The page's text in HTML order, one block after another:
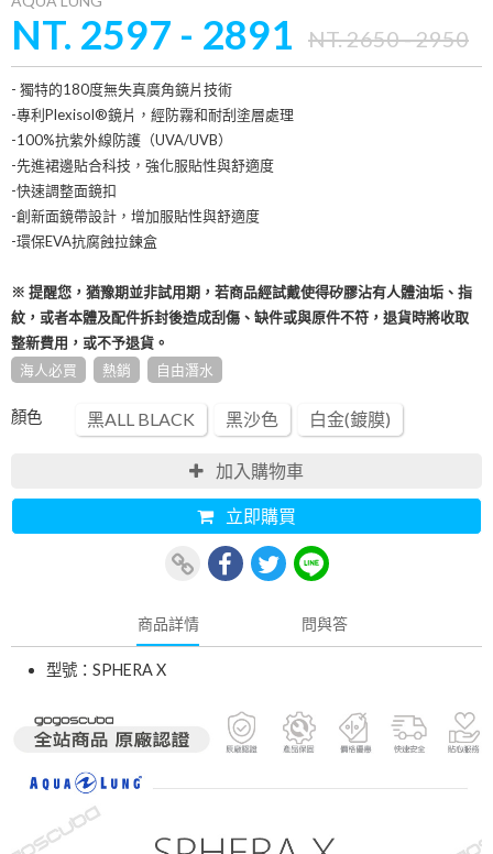
NT. 2597 - 2891 NT. 2650 - 2950
- 獨特的180度無失真廣角鏡片技術
-專利Plexisol®鏡片，經防霧和耐刮塗層處理
-100%抗紫外線防護（UVA/UVB）
-先進裙邊貼合科技，強化服貼性與舒適度
-快速調整面鏡扣
-創新面鏡帶設計，增加服貼性與舒適度
-環保EVA抗腐蝕拉鍊盒
※ 提醒您，猶豫期並非試用期，若商品經試戴使得矽膠沾有人體油垢、指
紋，或者本體及配件拆封後造成刮傷、缺件或與原件不符，退貨時將收取
整新費用，或不予退貨。
海人必買
熱銷 自由潛水
顏色 黑ALL BLACK 黑沙色 白金(鍍膜)
加入購物車
立即購買
商品詳情 問與答
型號：SPHERA X